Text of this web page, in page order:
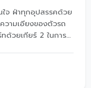
จ ฝ่าทุกอุปสรรคด้วย
ามเอียงของตัวรถ
ด้วยเกียร์ 2 ในการ
ท้ายทันทีเมื่อรถติด
💪 ในทุกสภาพพื้น